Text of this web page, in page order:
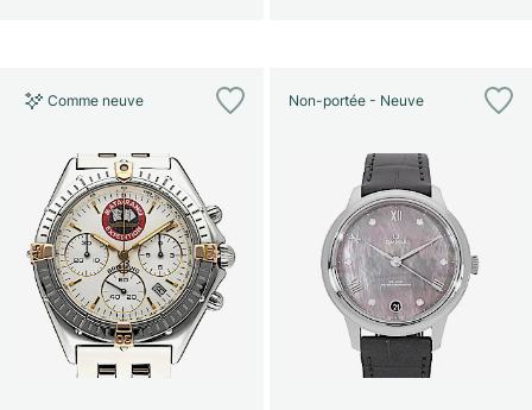
Comme neuve Non-portée - Neuve